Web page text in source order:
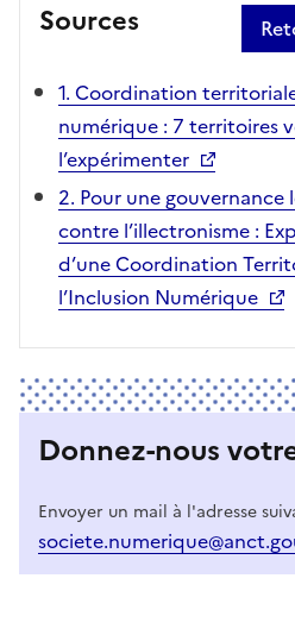
Sources
1. Coordination
numérique : 7 territoires
l’expérimenter
2. Pour une
contre l’illectronisme :
d’une Coordination
l’Inclusion Numérique
Donnez-nous
Envoyer un mail à l'adresse